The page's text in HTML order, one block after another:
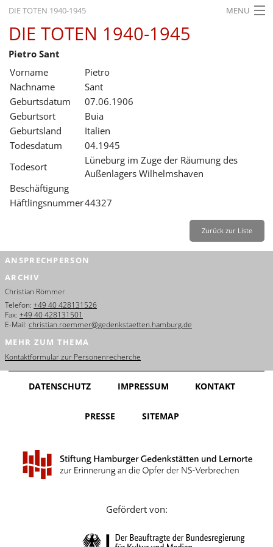
DIE TOTEN 1940-1945 MENU
STARTSEITE
AKTUELLES
AUSSTELLUNGEN
GESCHICHTE
BILDUNG
SERVICE
Deutsch Zurück
Deutsch
Français
Dansk
Español
Italiano
Português
Yкраїнський
Русский
Gebärdensprache
DIE TOTEN 1940-1945
Pietro Sant
Vorname
Pietro
Nachname
Sant
Geburtsdatum
07.06.1906
Geburtsort
Buia
Geburtsland
Italien
Todesdatum
04.1945
Todesort
Lüneburg im Zuge der Räumung des
Außenlagers Wilhelmshaven
Beschäftigung
Häftlingsnummer44327
Zurück zur Liste
ANSPRECHPERSON
ARCHIV
Christian Römmer
Telefon: +49 40 428131526
Fax: +49 40 428131501
E-Mail: christian.roemmer@gedenkstaetten.hamburg.de
MEHR ZUM THEMA
Kontaktformular zur Personenrecherche
DATENSCHUTZ IMPRESSUM KONTAKT
PRESSE SITEMAP
Gefördert von: